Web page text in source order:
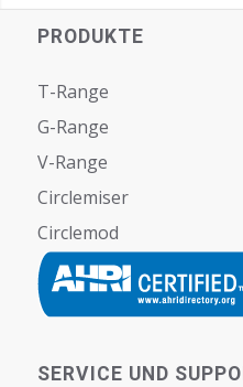
PRODUKTE
T-Range
G-Range
V-Range
Circlemiser
Circlemod
SERVICE UND